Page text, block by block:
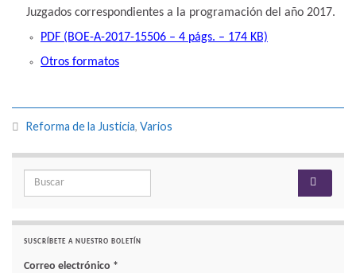
Juzgados correspondientes a la programación del año 2017.
PDF (BOE-A-2017-15506 – 4 págs. – 174 KB)
Otros formatos
Reforma de la Justicia, Varios
Search for:
SUSCRÍBETE A NUESTRO BOLETÍN
Correo electrónico *